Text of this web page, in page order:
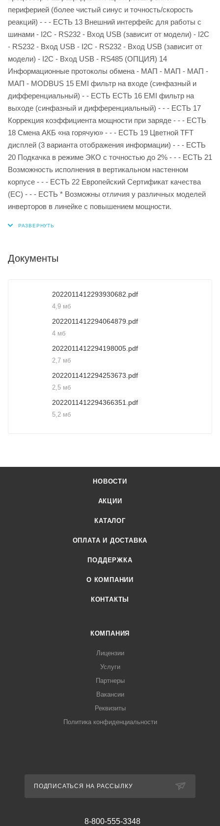
Документы
2022011412293930682.pdf
4,9 мб
2022011412294064879.pdf
4 мб
2022011412294198005.pdf
2,7 мб
2022011412294253673.pdf
2,5 мб
2022011412294366351.pdf
5,2 мб
НОВОСТИ
АКЦИИ
КАТАЛОГ
ОПЛАТА И ДОСТАВКА
ПОДДЕРЖКА
О КОМПАНИИ
КОНТАКТЫ
КОМПАНИЯ
Лицензии
Услуги
Партнеры
Вакансии
Реквизиты
Политика конфиденциальности
ПОДПИСАТЬСЯ НА РАССЫЛКУ
8-800-555-3348